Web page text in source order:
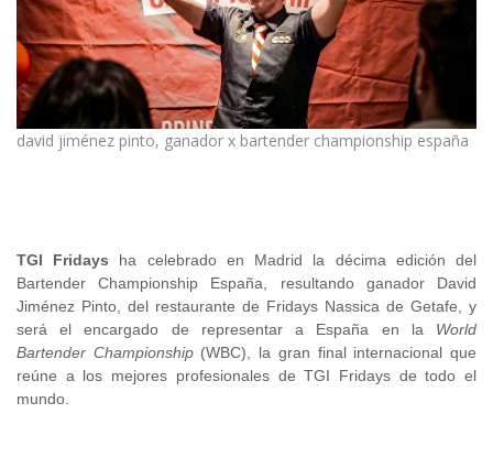
david jiménez pinto, ganador x bartender championship españa
TGI Fridays ha celebrado en Madrid la décima edición del
Bartender Championship España, resultandoganador David
Jiménez Pinto, del restaurante de Fridays Nassica de Getafe, y
será el encargado de representar a España en la World
Bartender Championship(WBC), la gran final internacional que
reúne a los mejores profesionales de TGI Fridays de todo el
mundo.